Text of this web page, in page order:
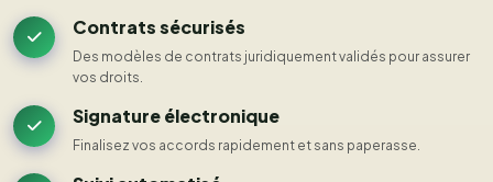
Contrats sécurisés
Des modèles de contrats juridiquement validés pour assurer
vos droits.
Signature électronique
Finalisez vos accords rapidement et sans paperasse.